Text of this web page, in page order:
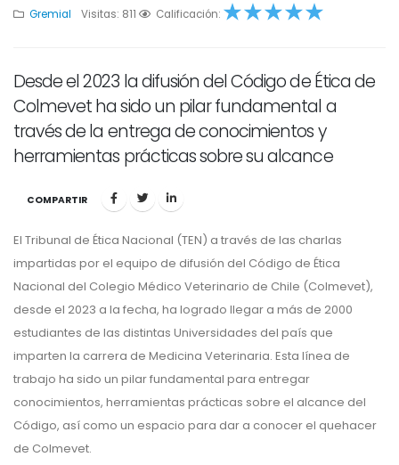
Gremial Visitas: 811 Calificación:
1 2 3 4 5
Desde el 2023 la difusión del Código de Ética de
Colmevet ha sido un pilar fundamental a
través de la entrega de conocimientos y
herramientas prácticas sobre su alcance
COMPARTIR
El Tribunal de Ética Nacional (TEN) a través de las charlas
impartidas por el equipo de difusión del Código de Ética
Nacional del Colegio Médico Veterinario de Chile (Colmevet),
desde el 2023 a la fecha, ha logrado llegar a más de 2000
estudiantes de las distintas Universidades del país que
imparten la carrera de Medicina Veterinaria. Esta línea de
trabajo ha sido un pilar fundamental para entregar
conocimientos, herramientas prácticas sobre el alcance del
Código, así como un espacio para dar a conocer el quehacer
de Colmevet.